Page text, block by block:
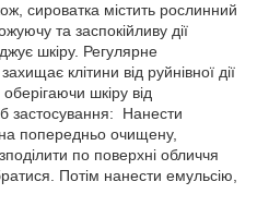
сироватка містить рослинний
та заспокійливу дії
шкіру. Регулярне
клітини від руйнівної дії
шкіру від
застосування: Нанести
на попередньо очищену,
по поверхні обличчя
Потім нанести емульсію,